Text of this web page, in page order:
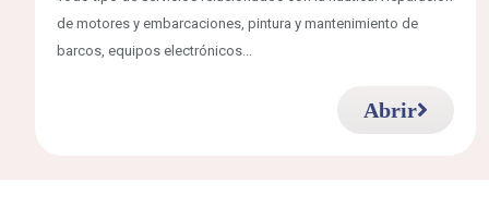
Todo tipo de servicios relacionados con la náutica. Reparación
de motores y embarcaciones, pintura y mantenimiento de
Abrir